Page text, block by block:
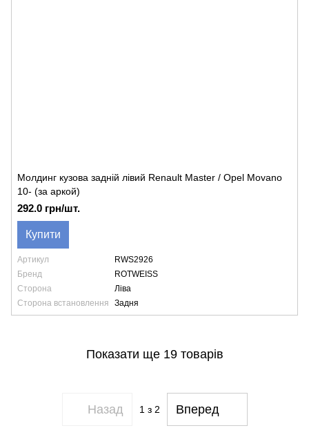
Молдинг кузова задній лівий Renault Master / Opel Movano
10- (за аркой)
292.0 грн/шт.
Купити
Артикул
RWS2926
Бренд
ROTWEISS
Сторона
Ліва
Сторона встановлення
Задня
Показати ще 19 товарів
Назад 1 з 2 Вперед